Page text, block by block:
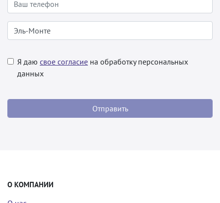
Я даю свое согласие на обработку персональных
данных
О КОМПАНИИ